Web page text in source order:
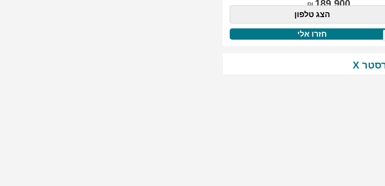
189,900
הצג טלפון
חזרו אלי
X